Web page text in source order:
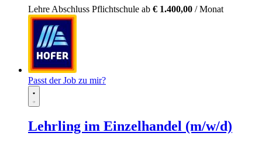
Lehre Abschluss Pflichtschule ab € 1.400,00 / Monat
Passt der Job zu mir?
Lehrling im Einzelhandel (m/w/d)